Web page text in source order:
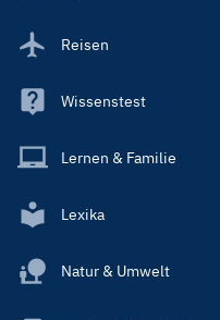
Reisen
Wissenstest
Lernen & Familie
Lexika
Natur & Umwelt